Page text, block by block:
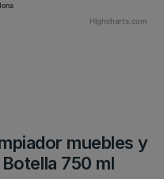
Highcharts.com
muebles y
750 ml